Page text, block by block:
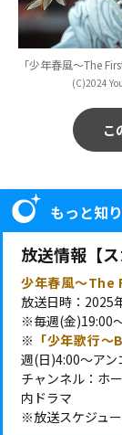
「少年春風～The
(C)2024
こ
もっと知
放送情報【ス
少年春風～
放送日時：2025
※毎週(金)19:00
※ 「少年歌行
週(日)4:00～ア
チャンネル：ホ
内ドラマ
※放送スケジュ